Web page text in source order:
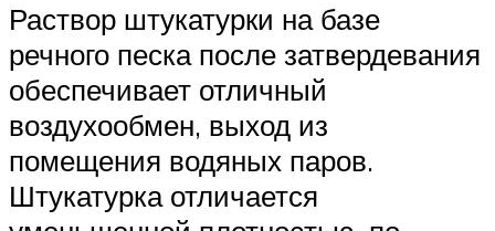
Раствор штукатурки на базе
речного песка после затвердевания
обеспечивает отличный
воздухообмен, выход из
помещения водяных паров.
Штукатурка отличается